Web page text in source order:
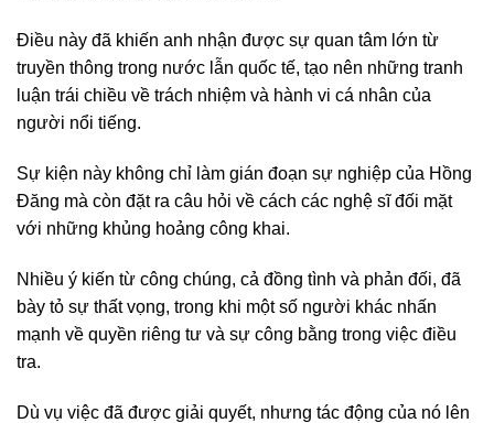
Điều này đã khiến anh nhận được sự quan tâm lớn từ
truyền thông trong nước lẫn quốc tế, tạo nên những tranh
luận trái chiều về trách nhiệm và hành vi cá nhân của
người nổi tiếng.
Sự kiện này không chỉ làm gián đoạn sự nghiệp của Hồng
Đăng mà còn đặt ra câu hỏi về cách các nghệ sĩ đối mặt
với những khủng hoảng công khai.
Nhiều ý kiến từ công chúng, cả đồng tình và phản đối, đã
bày tỏ sự thất vọng, trong khi một số người khác nhấn
mạnh về quyền riêng tư và sự công bằng trong việc điều
tra.
Dù vụ việc đã được giải quyết, nhưng tác động của nó lên